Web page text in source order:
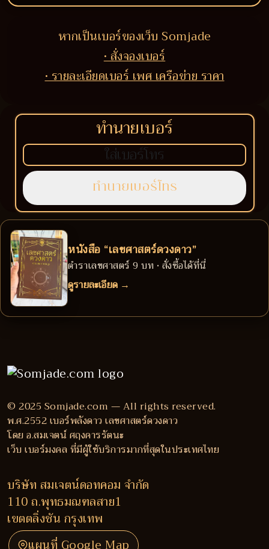
หากเป็นเบอร์ของเว็บ Somjade
• สั่งจองเบอร์
• รายละเอียดเบอร์ เพศ เครือข่าย ราคา
ทำนายเบอร์
หนังสือ “เลขศาสตร์ดวงดาว”
ตำราเลขศาสตร์ 9 บท • สั่งซื้อได้ที่นี่
ดูรายละเอียด →
© 2025 Somjade.com — All rights reserved.
พ.ศ.2552 เบอร์พลังดาว เลขศาสตร์ดวงดาว
โดย อ.สมเจตน์ ศฤงคารรัตนะ
เว็บ เบอร์มงคล ที่มีผู้ใช้บริการมากที่สุดในประเทศไทย
บริษัท สมเจตน์ดอทคอม จำกัด
110 ถ.พุทธมณฑลสาย1
เขตตลิ่งชัน กรุงเทพ